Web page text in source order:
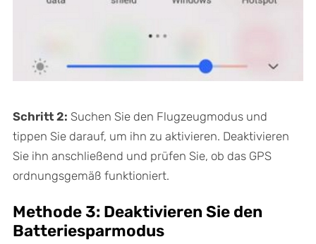
Schritt 2: Suchen Sie den Flugzeugmodus und
tippen Sie darauf, um ihn zu aktivieren. Deaktivieren
Sie ihn anschließend und prüfen Sie, ob das GPS
ordnungsgemäß funktioniert.
Methode 3: Deaktivieren Sie den
Batteriesparmodus